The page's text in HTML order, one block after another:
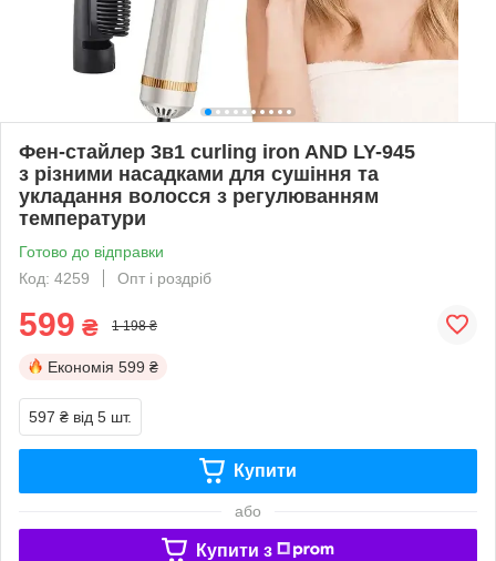
Фен-стайлер 3в1 curling iron AND LY-945
з різними насадками для сушіння та
укладання волосся з регулюванням
температури
Готово до відправки
Код: 4259
Опт і роздріб
599 ₴ 1 198 ₴
Економія 599 ₴
597 ₴ від 5 шт.
Купити
або
Купити з